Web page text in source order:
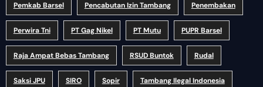
Pemkab Barsel Pencabutan Izin Tambang Penembakan
Perwira Tni PT Gag Nikel PT Mutu PUPR Barsel
Raja Ampat Bebas Tambang RSUD Buntok Rudal
Saksi JPU SIRO Sopir Tambang Ilegal Indonesia